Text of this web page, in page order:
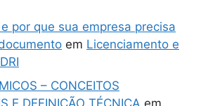
e por que sua empresa precisa
em Licenciamento e
– CONCEITOS
E DEFINIÇÃO TÉCNICA em